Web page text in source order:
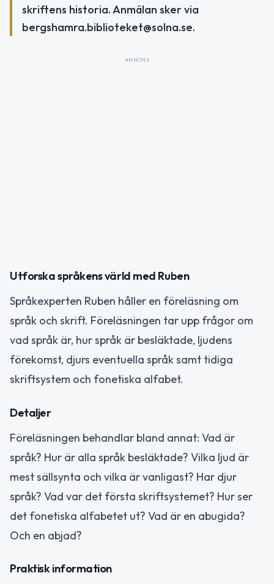
skriftens historia. Anmälan sker via
bergshamra.biblioteket@solna.se.
ANNONS
Utforska språkens värld med Ruben
Språkexperten Ruben håller en föreläsning om
språk och skrift. Föreläsningen tar upp frågor om
vad språk är, hur språk är besläktade, ljudens
förekomst, djurs eventuella språk samt tidiga
skriftsystem och fonetiska alfabet.
Detaljer
Föreläsningen behandlar bland annat: Vad är
språk? Hur är alla språk besläktade? Vilka ljud är
mest sällsynta och vilka är vanligast? Har djur
språk? Vad var det första skriftsystemet? Hur ser
det fonetiska alfabetet ut? Vad är en abugida?
Och en abjad?
Praktisk information